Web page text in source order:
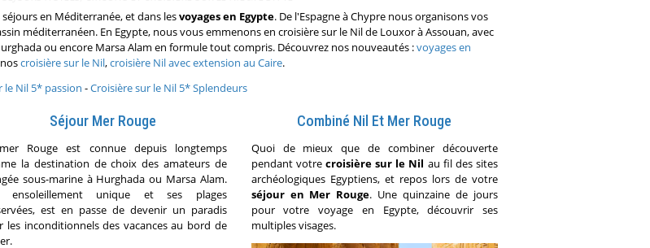
en Méditerranée, et dans lesvoyages en Egypte. De l'Espagne à Chypre nous organisons vos
méditerranéen. En Egypte, nous vous emmenons en croisière sur le Nil de Louxor à Assouan, avec
ou encore Marsa Alam en formule tout compris. Découvrez nos nouveautés :voyages en
croisière sur le Nil,croisière Nil avec extension au Caire.
le Nil 5* passion -Croisière sur le Nil 5* Splendeurs
Séjour Mer Rouge
Rouge est connue depuis longtemps
la destination de choix des amateurs de
sous-marine à Hurghada ou Marsa Alam.
ensoleillement unique et ses plages
est en passe de devenir un paradis
les inconditionnels des vacances au bord de
Combiné Nil Et Mer Rouge
Quoi de mieux que de combiner découverte
pendant votre croisière sur le Nil au fil des sites
archéologiques Egyptiens, et repos lors de votre
séjour en Mer Rouge. Une quinzaine de jours
pour votre voyage en Egypte, découvrir ses
multiples visages.